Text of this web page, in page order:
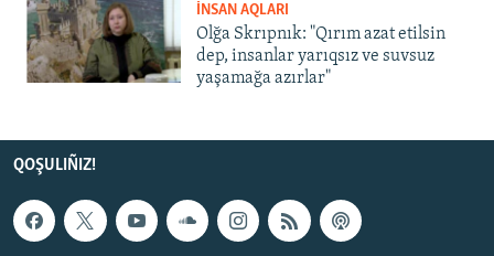
İNSAN AQLARI
Olğa Skrıpnık: "Qırım azat etilsin
dep, insanlar yarıqsız ve suvsuz
yaşamağa azırlar"
QOŞULIÑIZ!